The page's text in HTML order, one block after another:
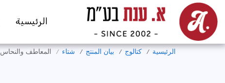
الرئيسية
الرئيسية كتالوج بيان المنتج شتاء المعاطف والنحاس